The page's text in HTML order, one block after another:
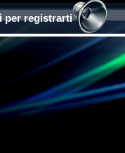
per registrarti